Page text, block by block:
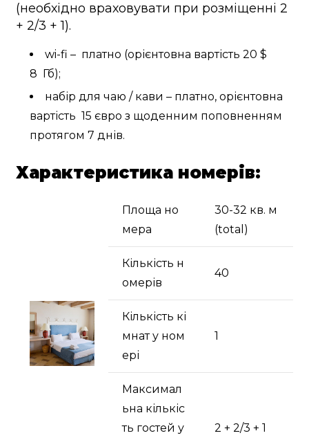
(необхідно враховувати при розміщенні 2
+ 2/3 + 1).
wi-fi – платно (орієнтовна вартість 20 $
8 Гб);
набір для чаю / кави – платно, орієнтовна
вартість 15 євро з щоденним поповненням
протягом 7 днів.
Характеристика номерів:
Площа но
мера
30-32 кв. м
(total)
Кількість н
омерів
40
Кількість кі
мнат у ном
ері
1
Максимал
ьна кількіс
ть гостей у
2 + 2/3 + 1